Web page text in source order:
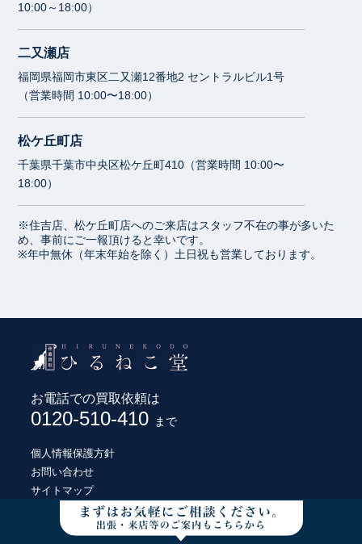
10:00～18:00）
二又瀬店
福岡県福岡市東区二又瀬12番地2 セントラルビル1号
（営業時間 10:00〜18:00）
松ケ丘町店
千葉県千葉市中央区松ケ丘町410（営業時間 10:00〜
18:00）
※住吉店、松ケ丘町店へのご来店はスタッフ不在の事が多いた
め、事前にご一報頂けると幸いです。
※年中無休（年末年始を除く）土日祝も営業しております。
お電話での買取依頼は
0120-510-410 まで
個人情報保護方針
お問い合わせ
サイトマップ
© HIRUNEKODO CO., LTD.